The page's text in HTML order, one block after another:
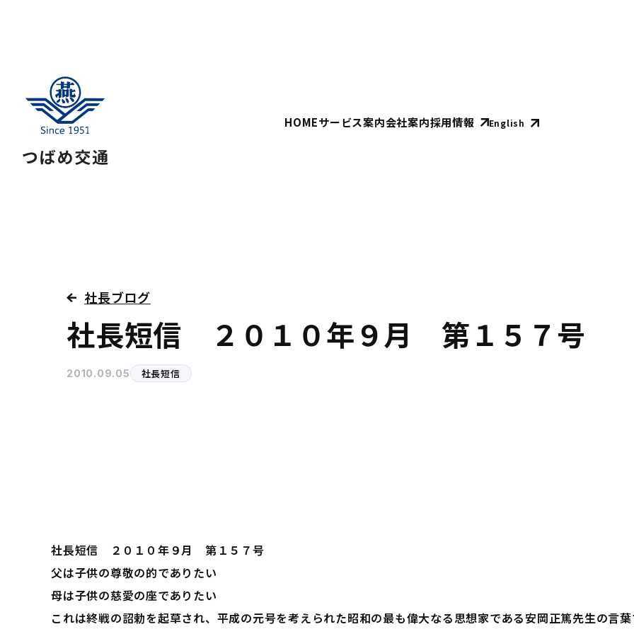
HOMEサービス案内会社案内採用情報 English
社長ブログ
社長短信 ２０１０年９月 第１５７号
2010.09.05 社長短信
社長短信 ２０１０年９月 第１５７号
父は子供の尊敬の的でありたい
母は子供の慈愛の座でありたい
これは終戦の詔勅を起草され、平成の元号を考えられた昭和の最も偉大なる思想家である安岡正篤先生の言